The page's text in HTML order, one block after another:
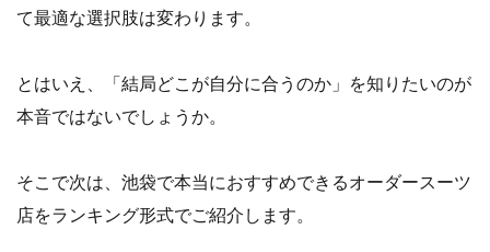
て最適な選択肢は変わります。
とはいえ、「結局どこが自分に合うのか」を知りたいのが
本音ではないでしょうか。
そこで次は、池袋で本当におすすめできるオーダースーツ
店をランキング形式でご紹介します。